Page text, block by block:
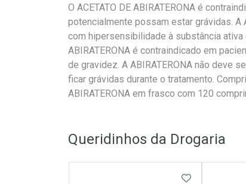
O ACETATO DE ABIRATERONA é
potencialmente possam estar grávidas. A
com hipersensibilidade à substância
ABIRATERONA é contraindicado em
de gravidez. A ABIRATERONA não deve
ficar grávidas durante o tratamento.
ABIRATERONA em frasco com 120
Queridinhos da Drogaria
ADICIONAR